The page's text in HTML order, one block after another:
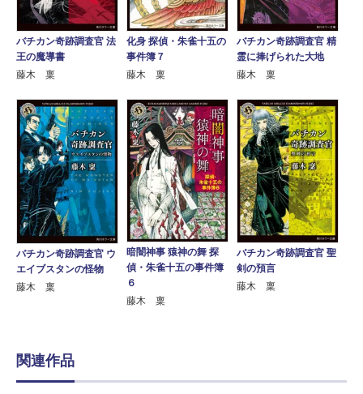
バチカン奇跡調査官 法
王の魔導書
藤木 稟
化身 探偵・朱雀十五の
事件簿７
藤木 稟
バチカン奇跡調査官 精
霊に捧げられた大地
藤木 稟
バチカン奇跡調査官 ウ
エイブスタンの怪物
藤木 稟
暗闇神事 猿神の舞 探
偵・朱雀十五の事件簿
６
藤木 稟
バチカン奇跡調査官 聖
剣の預言
藤木 稟
関連作品